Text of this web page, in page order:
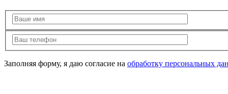
Заполняя форму, я даю согласие на обработку персональных